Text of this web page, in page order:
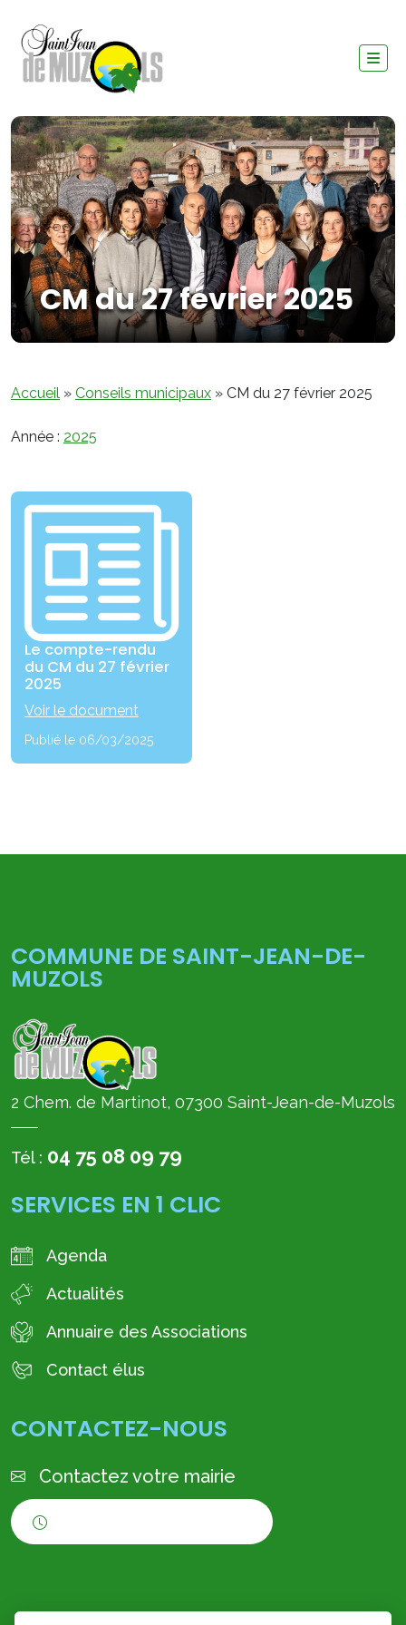
CM du 27 février 2025
Accueil » Conseils municipaux » CM du 27 février 2025
Année : 2025
Le compte-rendu
du CM du 27 février
2025
Voir le document
Publié le 06/03/2025
COMMUNE DE SAINT-JEAN-DE-
MUZOLS
2 Chem. de Martinot, 07300 Saint-Jean-de-Muzols
Tél : 04 75 08 09 79
SERVICES EN 1 CLIC
Agenda
Actualités
Annuaire des Associations
Contact élus
CONTACTEZ-NOUS
Contactez votre mairie